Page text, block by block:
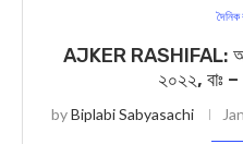
দৈনিক
AJKER RASHIFAL:
২০২২, বাঃ
byBiplabi Sabyasachi